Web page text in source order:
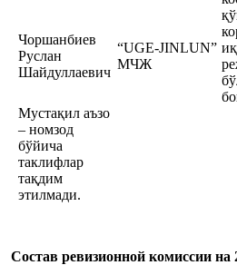
Чоршанбиев
Руслан
Шайдуллаевич
“UGE-JINLUN”
МЧЖ
Мустақил аъзо
– номзод
бўйича
таклифлар
тақдим
этилмади.
Состав ревизионной комиссии на